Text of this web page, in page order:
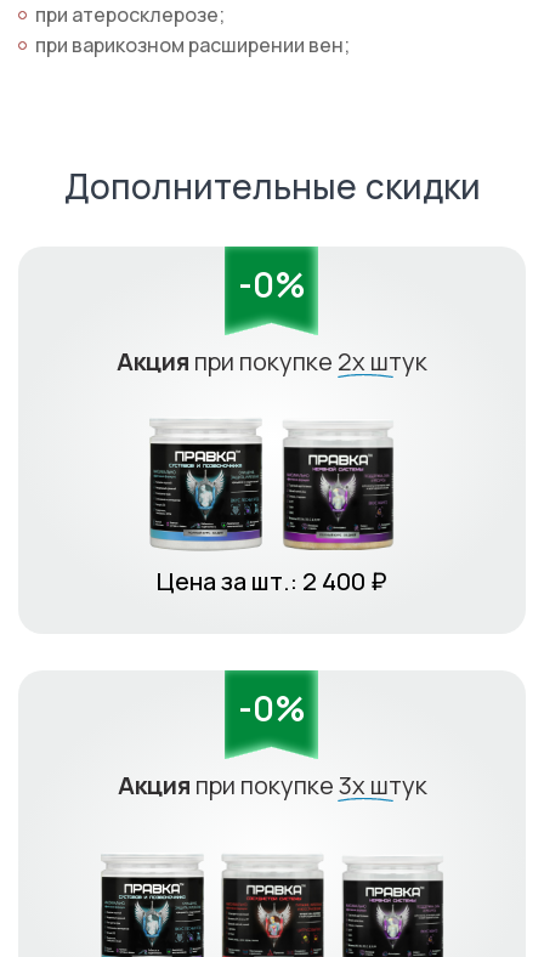
при атеросклерозе;
при варикозном расширении вен;
Дополнительные скидки
-0%
Акция при покупке 2х штук
Цена за шт.: 2 400 ₽
-0%
Акция при покупке3х штук